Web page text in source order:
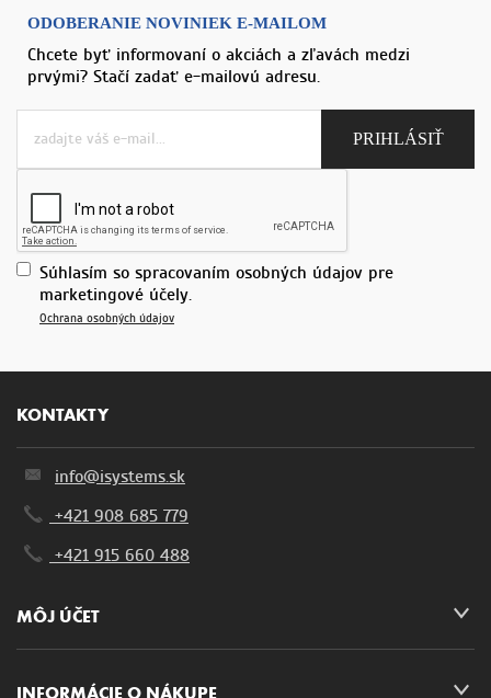
ODOBERANIE NOVINIEK E-MAILOM
Chcete byť informovaní o akciách a zľavách medzi
prvými? Stačí zadať e-mailovú adresu.
Súhlasím so spracovaním osobných údajov pre
marketingové účely.
Ochrana osobných údajov
KONTAKTY
info@isystems.sk
+421 908 685 779
+421 915 660 488
MÔJ ÚČET
INFORMÁCIE O NÁKUPE